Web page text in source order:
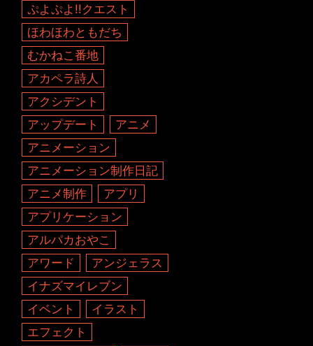
ぷよぷよ!!クエスト
ほわほわともだち
むかねこ番地
アカペラ詩人
アクシデント
アップデート
アニメ
アニメーション
アニメーション制作日記
アニメ制作
アプリ
アプリケーション
アルパカおやこ
アワード
アンジェラス
イナズマイレブン
イベント
イラスト
エフェクト